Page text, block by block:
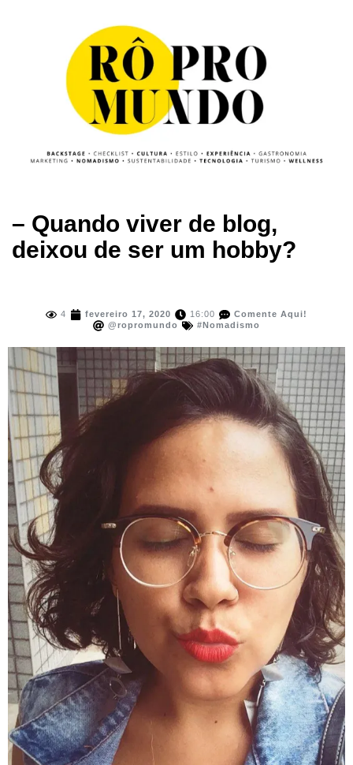
– Quando viver de blog,
deixou de ser um hobby?
4 fevereiro 17, 2020 16:00
Comente Aqui!
@ropromundo
#Nomadismo